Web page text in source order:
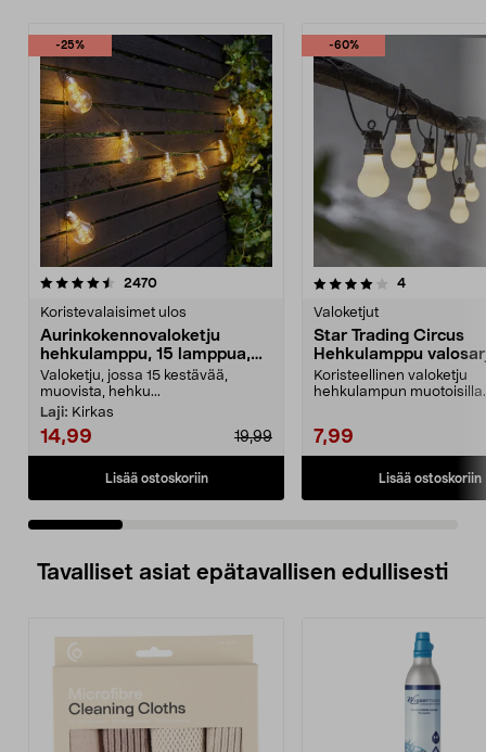
-25%
2470arvostelut
Koristevalaisimet ulos
Aurinkokennovaloketju
hehkulamppu, 15 lamppua,
7,2 m
Valoketju, jossa 15 kestävää,
muovista, hehku...
Laji: Kirkas
14,99 19,99
Lisää ostoskoriin
-60%
4.0 viidestä
4arvostelut
Valoketjut
Star Trading Circus
Hehkulamppu
10 LED
Koristeellinen valoketju
hehkulampun muotoisilla
7,99
Lisää ostoskoriin
5.0 viidestä
Tavalliset asiat epätavallisen edullisesti